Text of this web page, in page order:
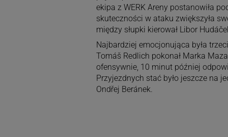
ekipa z WERK Areny postanowiła
skuteczności w ataku zwiększyła
między słupki kierował Libor
Najbardziej emocjonująca była
Tomáš Redlich pokonał Marka
ofensywnie, 10 minut później
Przyjezdnych stać było jeszcze na
Ondřej Beránek.